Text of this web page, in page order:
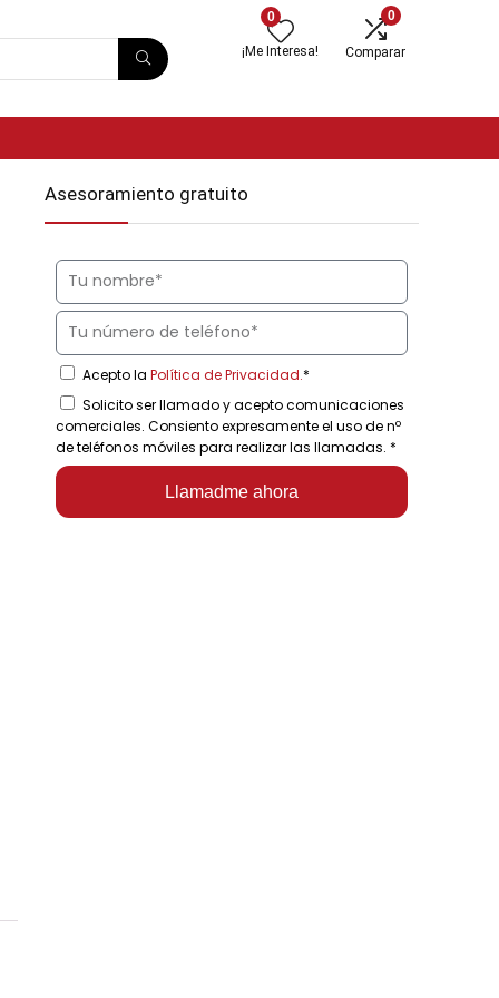
0
¡Me Interesa!
0
Comparar
Asesoramiento gratuito
Acepto la Política de Privacidad.*
Solicito ser llamado y acepto comunicaciones
comerciales. Consiento expresamente el uso de nº
de teléfonos móviles para realizar las llamadas. *
Llamadme ahora